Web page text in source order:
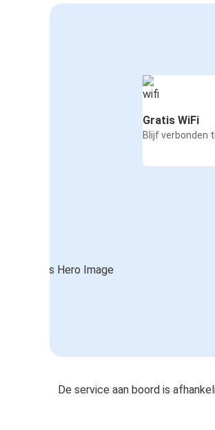
Gratis WiFi
Blijf verbonden
De service aan boord is